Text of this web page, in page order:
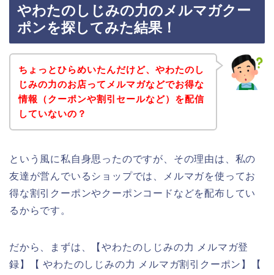
やわたのしじみの力のメルマガクー
ポンを探してみた結果！
ちょっとひらめいたんだけど、やわたのし
じみの力のお店ってメルマガなどでお得な
情報（クーポンや割引セールなど）を配信
していないの？
という風に私自身思ったのですが、その理由は、私の
友達が営んでいるショップでは、メルマガを使ってお
得な割引クーポンやクーポンコードなどを配布してい
るからです。
だから、まずは、【やわたのしじみの力 メルマガ登
録】【 やわたのしじみの力 メルマガ割引クーポン】【